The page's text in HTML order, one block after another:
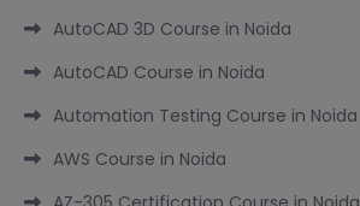
AutoCAD 3D Course in Noida
AutoCAD Course in Noida
Automation Testing Course in Noida
AWS Course in Noida